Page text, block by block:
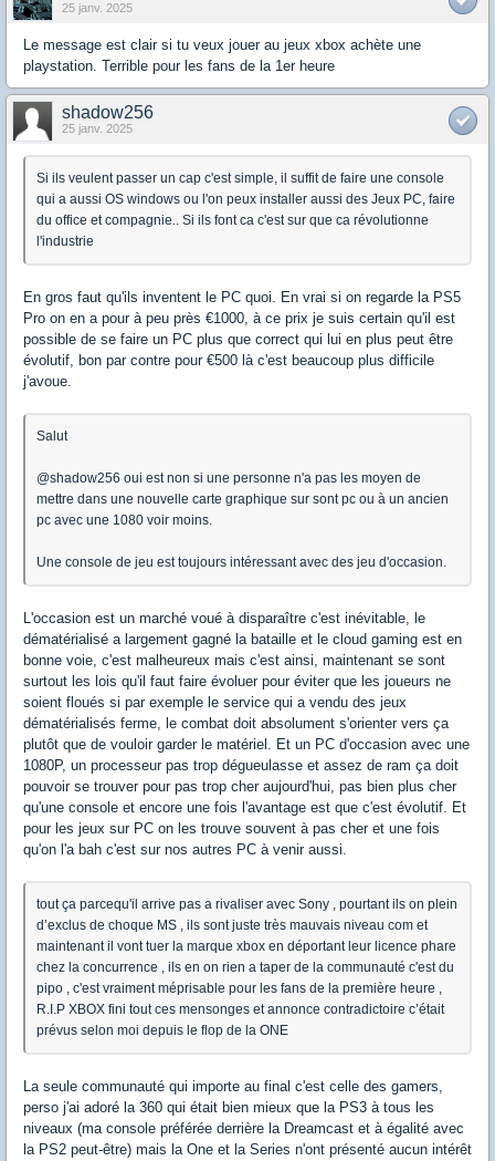
25 janv. 2025
Le message est clair si tu veux jouer au jeux xbox achète une
playstation. Terrible pour les fans de la 1er heure
shadow256
25 janv. 2025
Si ils veulent passer un cap c'est simple, il suffit de faire une console
qui a aussi OS windows ou l'on peux installer aussi des Jeux PC, faire
du office et compagnie.. Si ils font ca c'est sur que ca révolutionne
l'industrie
En gros faut qu'ils inventent le PC quoi. En vrai si on regarde la PS5
Pro on en a pour à peu près €1000, à ce prix je suis certain qu'il est
possible de se faire un PC plus que correct qui lui en plus peut être
évolutif, bon par contre pour €500 là c'est beaucoup plus difficile
j'avoue.
Salut
@shadow256 oui est non si une personne n'a pas les moyen de
mettre dans une nouvelle carte graphique sur sont pc ou à un ancien
pc avec une 1080 voir moins.
Une console de jeu est toujours intéressant avec des jeu d'occasion.
L'occasion est un marché voué à disparaître c'est inévitable, le
dématérialisé a largement gagné la bataille et le cloud gaming est en
bonne voie, c'est malheureux mais c'est ainsi, maintenant se sont
surtout les lois qu'il faut faire évoluer pour éviter que les joueurs ne
soient floués si par exemple le service qui a vendu des jeux
dématérialisés ferme, le combat doit absolument s'orienter vers ça
plutôt que de vouloir garder le matériel. Et un PC d'occasion avec une
1080P, un processeur pas trop dégueulasse et assez de ram ça doit
pouvoir se trouver pour pas trop cher aujourd'hui, pas bien plus cher
qu'une console et encore une fois l'avantage est que c'est évolutif. Et
pour les jeux sur PC on les trouve souvent à pas cher et une fois
qu'on l'a bah c'est sur nos autres PC à venir aussi.
tout ça parcequ'il arrive pas a rivaliser avec Sony , pourtant ils on plein
d’exclus de choque MS , ils sont juste très mauvais niveau com et
maintenant il vont tuer la marque xbox en déportant leur licence phare
chez la concurrence , ils en on rien a taper de la communauté c'est du
pipo , c'est vraiment méprisable pour les fans de la première heure ,
R.I.P XBOX fini tout ces mensonges et annonce contradictoire c’était
prévus selon moi depuis le flop de la ONE
La seule communauté qui importe au final c'est celle des gamers,
perso j'ai adoré la 360 qui était bien mieux que la PS3 à tous les
niveaux (ma console préférée derrière la Dreamcast et à égalité avec
la PS2 peut-être) mais la One et la Series n'ont présenté aucun intérêt